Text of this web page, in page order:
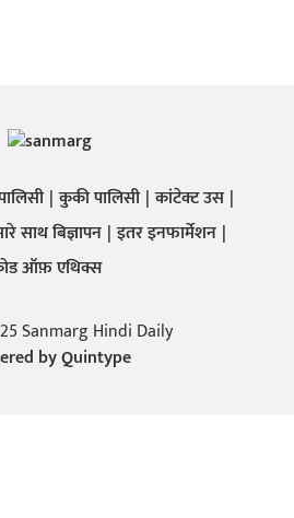
कुकी पालिसी कांटेक्ट उस
साथ बिज्ञापन इतर इनफार्मेशन
ऑफ़ एथिक्स
Sanmarg Hindi Daily
byQuintype